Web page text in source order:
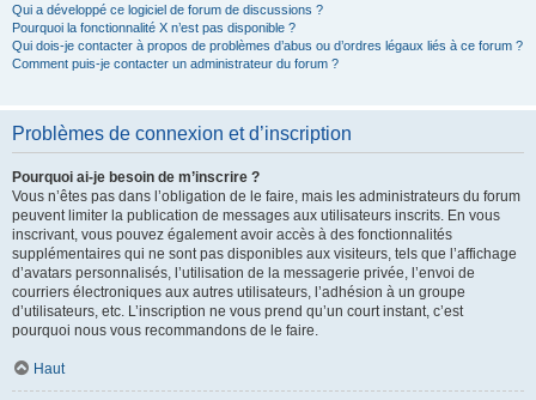
Qui a développé ce logiciel de forum de discussions ?
Pourquoi la fonctionnalité X n’est pas disponible ?
Qui dois-je contacter à propos de problèmes d’abus ou d’ordres légaux liés à ce forum ?
Comment puis-je contacter un administrateur du forum ?
Problèmes de connexion et d’inscription
Pourquoi ai-je besoin de m’inscrire ?
Vous n’êtes pas dans l’obligation de le faire, mais les administrateurs du forum
peuvent limiter la publication de messages aux utilisateurs inscrits. En vous
inscrivant, vous pouvez également avoir accès à des fonctionnalités
supplémentaires qui ne sont pas disponibles aux visiteurs, tels que l’affichage
d’avatars personnalisés, l’utilisation de la messagerie privée, l’envoi de
courriers électroniques aux autres utilisateurs, l’adhésion à un groupe
d’utilisateurs, etc. L’inscription ne vous prend qu’un court instant, c’est
pourquoi nous vous recommandons de le faire.
Haut